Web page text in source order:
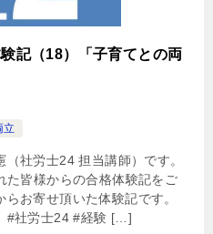
記（18）「子育てとの両
立
社労士24 担当講師）です。
た皆様からの合格体験記をご
お寄せ頂いた体験記です。
#社労士24 #経験 […]